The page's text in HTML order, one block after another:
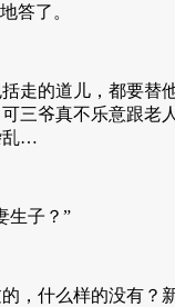
答了。
的道儿，都要
爷真不乐意跟
乱…
生子？”
么样的没有？